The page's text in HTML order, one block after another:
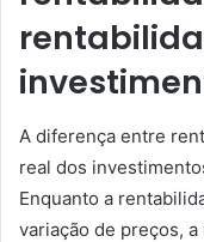
A diferença entre
real dos
Enquanto a
variação de preços,